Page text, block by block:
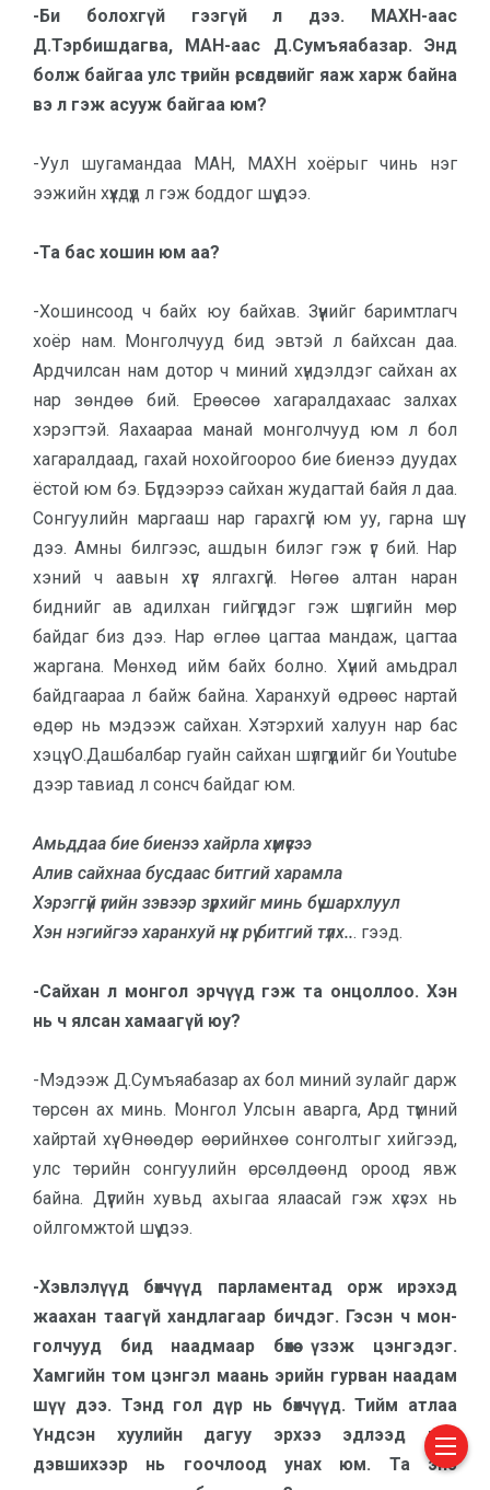
-Би болохгүй гээгүй л дээ. МАХН-аас
Д.Тэрбишдагва, МАН-аас Д.Сумъяабазар. Энд
болж байгаа улс төрийн өр­сөл­дөөнийг яаж харж байна
вэ л гэж асууж байгаа юм?
-Уул шугамандаа МАН, МАХН хоёрыг чинь нэг
ээжийн хүүхдүүд л гэж боддог шүү дээ.
-Та бас хошин юм аа?
-Хошинсоод ч байх юу байхав. Зүүнийг баримтлагч
хоёр нам. Монголчууд бид эвтэй л байхсан даа.
Ард­чилсан нам дотор ч миний хүн­дэл­дэг сайхан ах
нар зөндөө бий. Ерөөсөө хагаралдахаас залхах
хэрэг­тэй. Яахаараа манай монголчууд юм л бол
хагаралдаад, гахай нохойгоороо бие биенээ дуудах
ёстой юм бэ. Бүг­дээрээ сайхан жудагтай байя л даа.
Сонгуулийн маргааш нар гарахгүй юм уу, гарна шүү
дээ. Амны билгээс, аш­дын билэг гэж үг бий. Нар
хэний ч аавын хүүг ялгахгүй. Нөгөө алтан наран
биднийг ав адилхан гийгүүлдэг гэж шүлгийн мөр
байдаг биз дээ. Нар өглөө цагтаа мандаж, цагтаа
жаргана. Мөнхөд ийм байх болно. Хүний амьдрал
байдгаараа л байж байна. Харанхуй өдрөөс нартай
өдөр нь мэдээж сайхан. Хэтэрхий халуун нар бас
хэцүү. О.Дашбалбар гуайн сайхан шүлгүүдийг би Youtube
дээр тавиад л сонсч байдаг юм.
Амьддаа бие биенээ хайрла хүмүүсээ
Алив сайхнаа бусдаас битгий харамла
Хэрэггүй үгийн зэвээр зүрхийг минь бүү шархлуул
Хэн нэгийгээ харанхуй нүх рүү битгий түлх... гээд.
-Сайхан л монгол эрчүүд гэж та онцоллоо. Хэн
нь ч ялсан хамаагүй юу?
-Мэдээж Д.Сумъяабазар ах бол миний зулайг дарж
төрсөн ах минь. Монгол Улсын аварга, Ард түмний
хайр­тай хүү. Өнөөдөр өөрийнхөө сон­гол­тыг хийгээд,
улс төрийн сонгуулийн өрсөлдөөнд ороод явж
байна. Дүүгийн хувьд ахыгаа ялаасай гэж хүсэх нь
ойлгомжтой шүү дээ.
-Хэвлэлүүд бөхчүүд парламен­тад орж ирэхэд
жаахан таагүй ханд­лагаар бичдэг. Гэсэн ч мон­
голчууд бид наадмаар бөхөө үзэж цэнгэ­дэг.
Хамгийн том цэн­гэл маань эрийн гурван наа­дам
шүү дээ. Тэнд гол дүр нь бөхчүүд. Тийм атлаа
Үнд­сэн хуулийн дагуу эрхээ эдлээд нэр
дэвшихээр нь гоочлоод унах юм. Та энэ